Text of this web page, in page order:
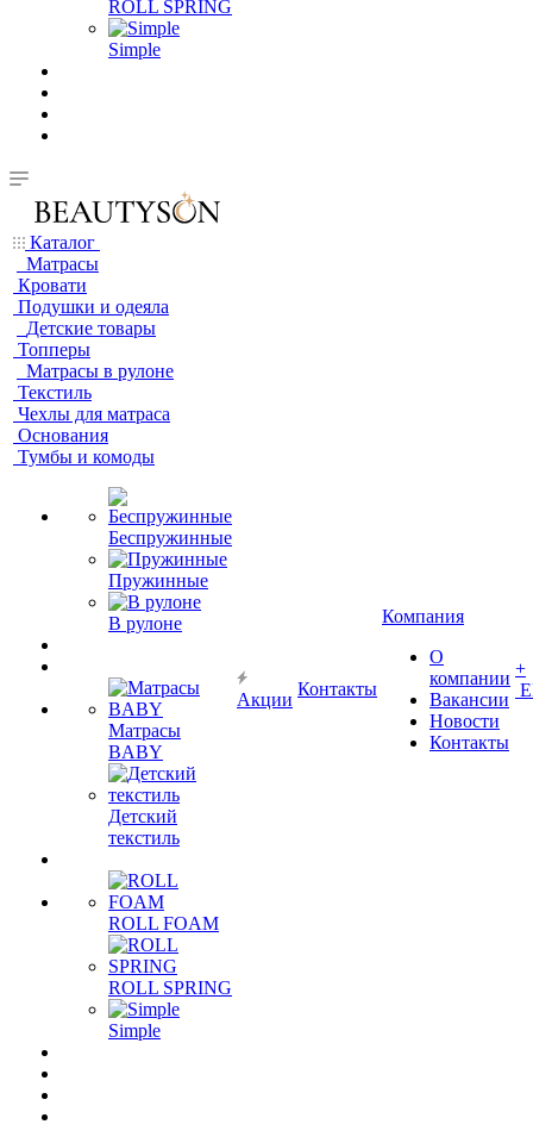
ROLL SPRING
Simple
Каталог
Матрасы
Кровати
Подушки и одеяла
Детские товары
Топперы
Матрасы в рулоне
Текстиль
Чехлы для матраса
Основания
Тумбы и комоды
Беспружинные
Пружинные
В рулоне
Матрасы
BABY
Детский
текстиль
ROLL FOAM
ROLL SPRING
Simple
Акции
Контакты
Компания
О
компании
Вакансии
Новости
Контакты
+